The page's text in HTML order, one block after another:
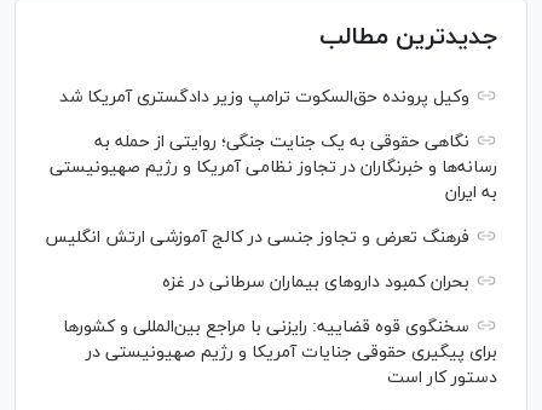
جدیدترین مطالب
وکیل پرونده حق‌السکوت ترامپ وزیر دادگستری آمریکا شد
نگاهی حقوقی به یک جنایت جنگی؛ روایتی از حمله به
رسانه‌ها و خبرنگاران در تجاوز نظامی آمریکا و رژیم صهیونیستی
به ایران
فرهنگ تعرض و تجاوز جنسی در کالج آموزشی ارتش انگلیس
بحران کمبود دارو‌های بیماران سرطانی در غزه
سخنگوی قوه قضاییه: رایزنی‌ با مراجع بین‌المللی و کشور‌ها
برای پیگیری حقوقی جنایات آمریکا و رژیم صهیونیستی در
دستور کار است